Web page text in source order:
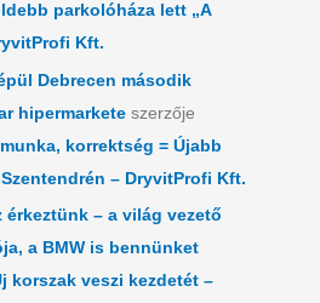
parkolóháza lett „A
Kft.
Debrecen második
hipermarkete szerzője
korrektség = Újabb
Szentendrén – DryvitProfi Kft.
– a világ vezető
a BMW is bennünket
korszak veszi kezdetét –